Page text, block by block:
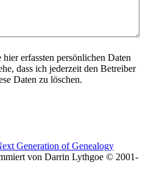
erfassten persönlichen Daten
dass ich jederzeit den Betreiber
Daten zu löschen.
Generation of Genealogy
von Darrin Lythgoe © 2001-